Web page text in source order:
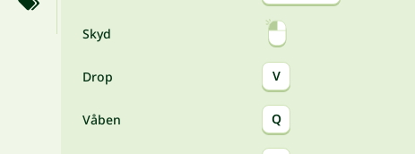
Skyd
Drop V
Våben Q